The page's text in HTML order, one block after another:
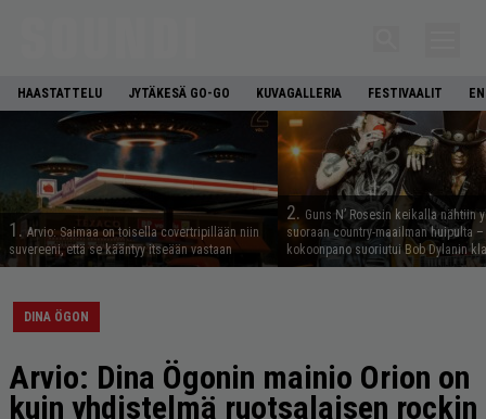
HAASTATTELU JYTÄKESÄ GO-GO KUVAGALLERIA FESTIVAALIT
1. Arvio: Saimaa on toisella covertripillään niin
suvereeni, että se kääntyy itseään vastaan
2. Guns N’ Rosesin keikalla nähtiin
suoraan country-maailman huipulta
kokoonpano suoriutui Bob Dylanin
DINA ÖGON
Arvio: Dina Ögonin mainio Orion on
kuin yhdistelmä ruotsalaisen rockin